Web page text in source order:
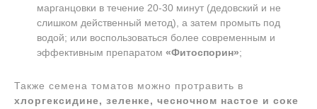
марганцовки в течение 20-30 минут (дедовский и не
слишком действенный метод), а затем промыть под
водой; или воспользоваться более современным и
эффективным препаратом «Фитоспорин»;
Также семена томатов можно протравить в
хлоргексидине, зеленке, чесночном настое и соке